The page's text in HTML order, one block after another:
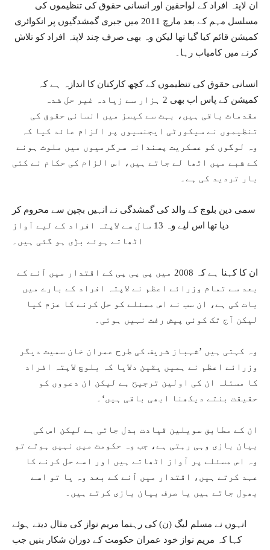
ان لاپتہ افراد کے لواحقین اور انسانی حقوق کی تنظیموں کی
مسلسل مہم کے بعد مارچ 2011 میں جبری گمشدگیوں پر انکوائری
کمیشن قائم کیا گیا تھا لیکن وہ بھی صرف چند لاپتہ افراد کو تلاش
کرنے میں کامیاب رہا۔
انسانی حقوق کی تنظیموں کے کچھ کارکنان کا اندازہ ہے کہ
کمیشن کے پاس اب بھی 2 ہزار سے زیادہ غیر حل شدہ
مقدمات باقی ہیں، بہت سے کیسز میں انسانی حقوق کی
تنظیموں نے سیکورٹی ایجنسیوں پر الزام عائد کیا کہ
وہ لوگوں کو عسکریت پسندانہ سرگرمیوں میں ملوث ہونے
کے شبے میں اٹھا لے جاتے ہیں، اس الزام کی حکام نے کئی
بار تردید کی ہے۔
سمی دین بلوچ کے والد کی گمشدگی نے انہیں بچپن سے محروم کر
دیا تھا اس لیے وہ 13 سال سے لاپتہ افراد کے لیے آواز
اٹھاتے ہوئے بڑی ہو گئی ہیں۔
ان کا کہنا ہے کہ 2008 میں پی پی پی کے اقتدار میں آنے کے
بعد سے تمام وزرائے اعظم نے لاپتہ افراد کے بارے میں
بات کی ہے، ان سب نے اس مسئلے کو حل کرنے کا عزم کیا
لیکن آج تک کوئی پیش رفت نہیں ہوئی۔
وہ کہتی ہیں ’شہباز شریف کی طرح عمران خان سمیت دیگر
وزرائے اعظم نے ہمیں یقین دلایا کہ بلوچ لاپتہ افراد
کا مسئلہ ان کی اولین ترجیح ہے لیکن ان دعووں کو
حقیقت بنتے دیکھنا ابھی باقی ہیں‘۔
ان کے مطابق سویلین قیادت بدل جاتی ہے لیکن اس کی
بیان بازی وہی رہتی ہے، جب وہ حکومت میں نہیں ہوتے تو
وہ اس مسئلے پر آواز اٹھاتے ہیں اور اسے حل کرنے کا
عہد کرتے ہیں، اقتدار میں آنے کے بعد وہ یا تو اسے
بھول جاتے ہیں یا صرف بیان بازی کرتے ہیں۔
انہوں نے مسلم لیگ (ن) کی رہنما مریم نواز کی مثال دیتے ہوئے
کہا کہ مریم نواز خود عمران حکومت کے دوران شکار بنیں جب